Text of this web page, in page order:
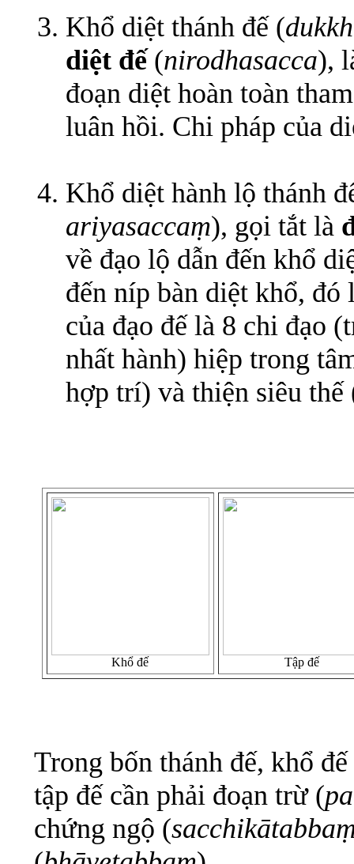
Khổ diệt thánh đế (
diệt đế(nirodhasacca),
đoạn diệt hoàn toàn
luân hồi. Chi pháp của
Khổ diệt hành lộ thánh
ariyasaccaṃ), gọi tắt là
về đạo lộ dẫn đến khổ
đến níp bàn diệt khổ, đó
của đạo đế là 8 chi đạo
nhất hành) hiệp trong
hợp trí) và thiện siêu
Khổ đế Tập đế
Trong bốn thánh đế, khổ
tập đế cần phải đoạn trừ (
chứng ngộ (